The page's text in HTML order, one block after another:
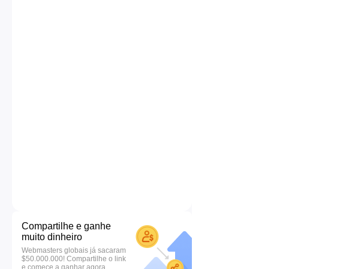
Compartilhe e ganhe
muito dinheiro
Webmasters globais já sacaram
$50.000.000! Compartilhe o link
e comece a ganhar agora.